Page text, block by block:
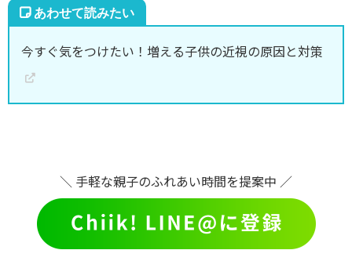
今すぐ気をつけたい！増える子供の近視の原因と対策
＼ 手軽な親子のふれあい時間を提案中 ／